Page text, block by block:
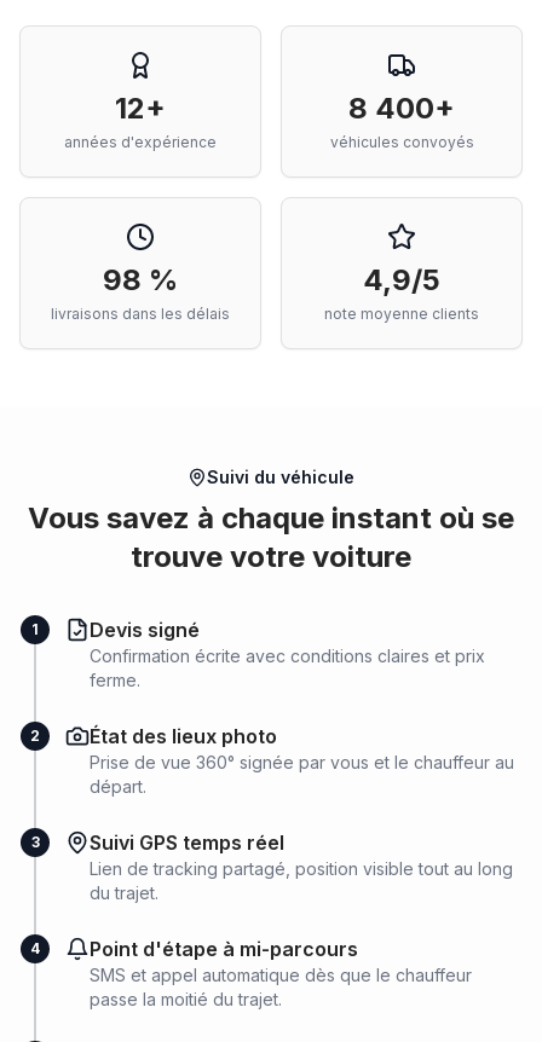
12+
années d'expérience
8 400+
véhicules convoyés
98 %
livraisons dans les délais
4,9/5
note moyenne clients
Suivi du véhicule
Vous savez à chaque instant où se
trouve votre voiture
1 Devis signé
Confirmation écrite avec conditions claires et prix
ferme.
2 État des lieux photo
Prise de vue 360° signée par vous et le chauffeur au
départ.
3 Suivi GPS temps réel
Lien de tracking partagé, position visible tout au long
du trajet.
4 Point d'étape à mi-parcours
SMS et appel automatique dès que le chauffeur
passe la moitié du trajet.